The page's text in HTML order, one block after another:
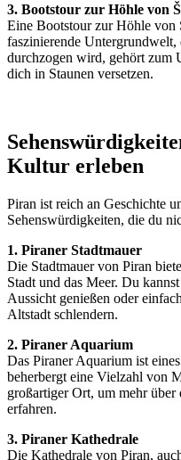
3. Bootstour zur Höhle von
Eine Bootstour zur Höhle von
faszinierende
durchzogen wird, gehört zum
dich in Staunen versetzen.
Kultur erleben
Piran ist reich an Geschichte
Sehenswürdigkeiten, die du
1. Piraner Stadtmauer
Die Stadtmauer von Piran
Stadt und das Meer. Du
Aussicht genießen oder
Altstadt schlendern.
2. Piraner Aquarium
Das Piraner Aquarium ist
beherbergt eine Vielzahl von
großartiger Ort, um mehr
erfahren.
3. Piraner Kathedrale
Die Kathedrale von Piran,